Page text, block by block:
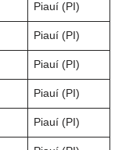
Piauí (PI)
Piauí (PI)
Piauí (PI)
Piauí (PI)
Piauí (PI)